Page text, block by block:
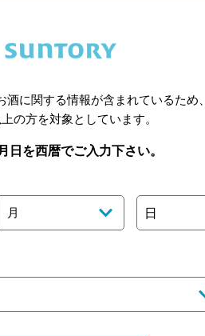
関連ページ
酒に関する情報が含まれているため、
の方を対象としています。
日を西暦でご入力下さい。
月 日